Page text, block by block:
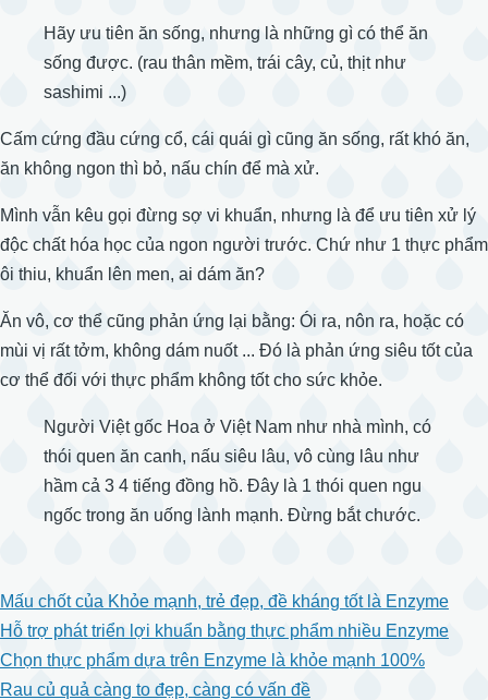
Hãy ưu tiên ăn sống, nhưng là những gì có thể ăn
sống được. (rau thân mềm, trái cây, củ, thịt như
sashimi ...)
Cấm cứng đầu cứng cổ, cái quái gì cũng ăn sống, rất khó ăn,
ăn không ngon thì bỏ, nấu chín để mà xử.
Mình vẫn kêu gọi đừng sợ vi khuẩn, nhưng là để ưu tiên xử lý
độc chất hóa học của ngon người trước. Chứ như 1 thực phẩm
ôi thiu, khuẩn lên men, ai dám ăn?
Ăn vô, cơ thể cũng phản ứng lại bằng: Ói ra, nôn ra, hoặc có
mùi vị rất tởm, không dám nuốt ... Đó là phản ứng siêu tốt của
cơ thể đối với thực phẩm không tốt cho sức khỏe.
Người Việt gốc Hoa ở Việt Nam như nhà mình, có
thói quen ăn canh, nấu siêu lâu, vô cùng lâu như
hầm cả 3 4 tiếng đồng hồ. Đây là 1 thói quen ngu
ngốc trong ăn uống lành mạnh. Đừng bắt chước.
Mấu chốt của Khỏe mạnh, trẻ đẹp, đề kháng tốt là Enzyme
Hỗ trợ phát triển lợi khuẩn bằng thực phẩm nhiều Enzyme
Chọn thực phẩm dựa trên Enzyme là khỏe mạnh 100%
Rau củ quả càng to đẹp, càng có vấn đề